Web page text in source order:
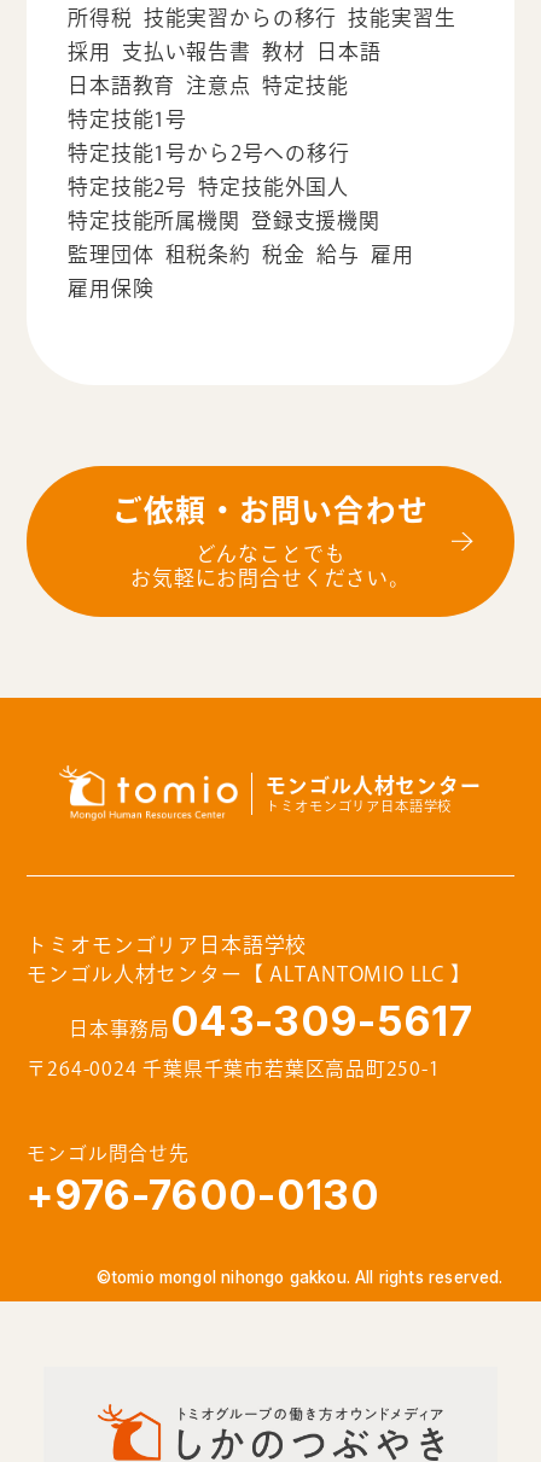
所得税
技能実習からの移行
技能実習生
採用
支払い報告書 教材
日本語
日本語教育
注意点
特定技能
特定技能1号
特定技能1号から2号への移行
特定技能2号
特定技能外国人
特定技能所属機関
登録支援機関
監理団体 租税条約 税金 給与
雇用
雇用保険
ご依頼・お問い合わせ
どんなことでも
お気軽にお問合せください。
モンゴル人材センター
トミオモンゴリア日本語学校
トミオモンゴリア日本語学校
モンゴル人材センター【 ALTANTOMIO LLC 】
日本事務局 043-309-5617
〒264-0024 千葉県千葉市若葉区高品町250-1
モンゴル問合せ先
+976-7600-0130
©tomio mongol nihongo gakkou. All rights reserved.